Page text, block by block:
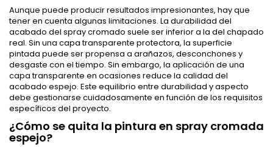
Aunque puede producir resultados impresionantes, hay que
tener en cuenta algunas limitaciones. La durabilidad del
acabado del spray cromado suele ser inferior a la del chapado
real. Sin una capa transparente protectora, la superficie
pintada puede ser propensa a arañazos, desconchones y
desgaste con el tiempo. Sin embargo, la aplicación de una
capa transparente en ocasiones reduce la calidad del
acabado espejo. Este equilibrio entre durabilidad y aspecto
debe gestionarse cuidadosamente en función de los requisitos
específicos del proyecto.
¿Cómo se quita la pintura en spray cromada
espejo?